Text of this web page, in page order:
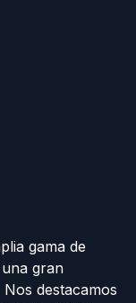
gama de
gran
destacamos